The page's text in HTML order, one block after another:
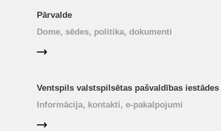
Pārvalde
Dome, sēdes, politika, dokumenti
Ventspils valstspilsētas pašvaldības iestādes
Informācija, kontakti, e-pakalpojumi